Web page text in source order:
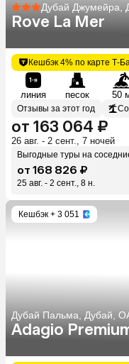
Дубай Джумейра,
Rove La Mer
Кешбэк 4% по карте Т-
линия песок 50
Отзывы за этот год
от 163 064 ₽
26 авг. - 2 сент., 7 ночей
Выгодные туры на
от 168 826 ₽
25 авг. - 2 сент., 8 н.
Кешбэк + 3 051
Дубай Пальма, Дубай,
Adagio